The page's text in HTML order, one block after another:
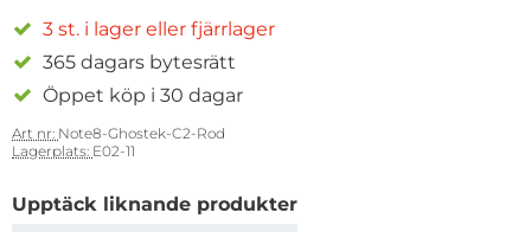
3 st. i lager eller fjärrlager
365 dagars bytesrätt
Öppet köp i 30 dagar
Art nr: Note8-Ghostek-C2-Rod
Lagerplats: E02-11
Upptäck liknande produkter